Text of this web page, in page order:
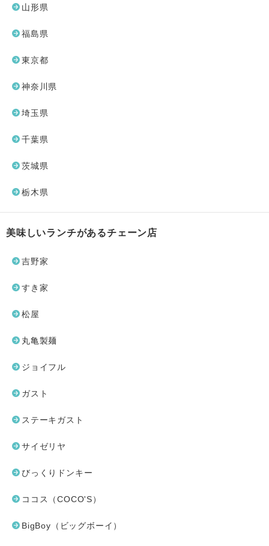
山形県
福島県
東京都
神奈川県
埼玉県
千葉県
茨城県
栃木県
美味しいランチがあるチェーン店
吉野家
すき家
松屋
丸亀製麺
ジョイフル
ガスト
ステーキガスト
サイゼリヤ
びっくりドンキー
ココス（COCO'S）
BigBoy（ビッグボーイ）